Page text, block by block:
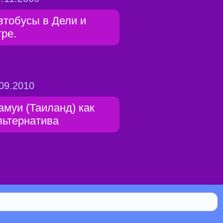
в Дели и
(Таиланд) как